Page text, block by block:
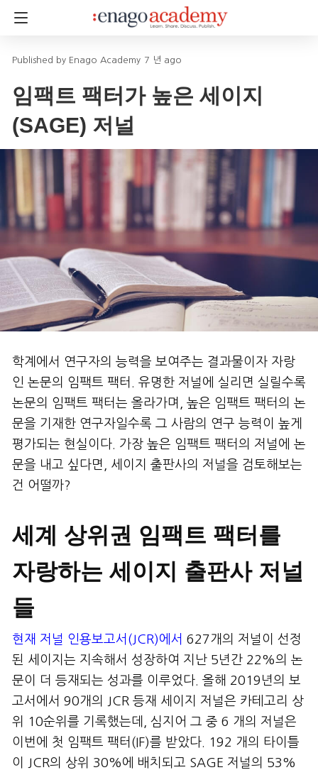
Enago Academy 7 년 ago
임팩트 팩터가 높은 세이지
(SAGE) 저널
학계에서 연구자의 능력을 보여주는 결과물이자 자랑
인 논문의 임팩트 팩터. 유명한 저널에 실리면 실릴수록
논문의 임팩트 팩터는 올라가며, 높은 임팩트 팩터의 논
문을 기재한 연구자일수록 그 사람의 연구 능력이 높게
평가되는 현실이다. 가장 높은 임팩트 팩터의 저널에 논
문을 내고 싶다면, 세이지 출판사의 저널을 검토해보는
건 어떨까?
세계 상위권 임팩트 팩터를
자랑하는 세이지 출판사 저널
들
현재 저널 인용보고서(JCR)에서 627개의 저널이 선정
된 세이지는 지속해서 성장하여 지난 5년간 22%의 논
문이 더 등재되는 성과를 이루었다. 올해 2019년의 보
고서에서 90개의 JCR 등재 세이지 저널은 카테고리 상
위 10순위를 기록했는데, 심지어 그 중 6 개의 저널은
이번에 첫 임팩트 팩터(IF)를 받았다. 192 개의 타이틀
이 JCR의 상위 30%에 배치되고 SAGE 저널의 53%